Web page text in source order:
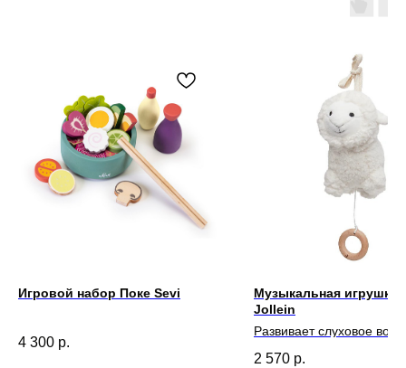
Игровой набор Поке Sevi
4 300 р.
Музыкальная игрушка
Jollein
Развивает слуховое
2 570 р.